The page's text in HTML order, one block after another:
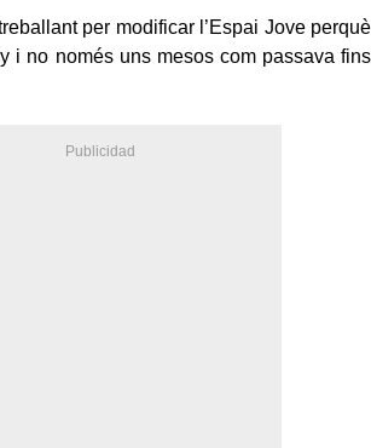
per modificar l’Espai Jove perquè
i no només uns mesos com passava fins